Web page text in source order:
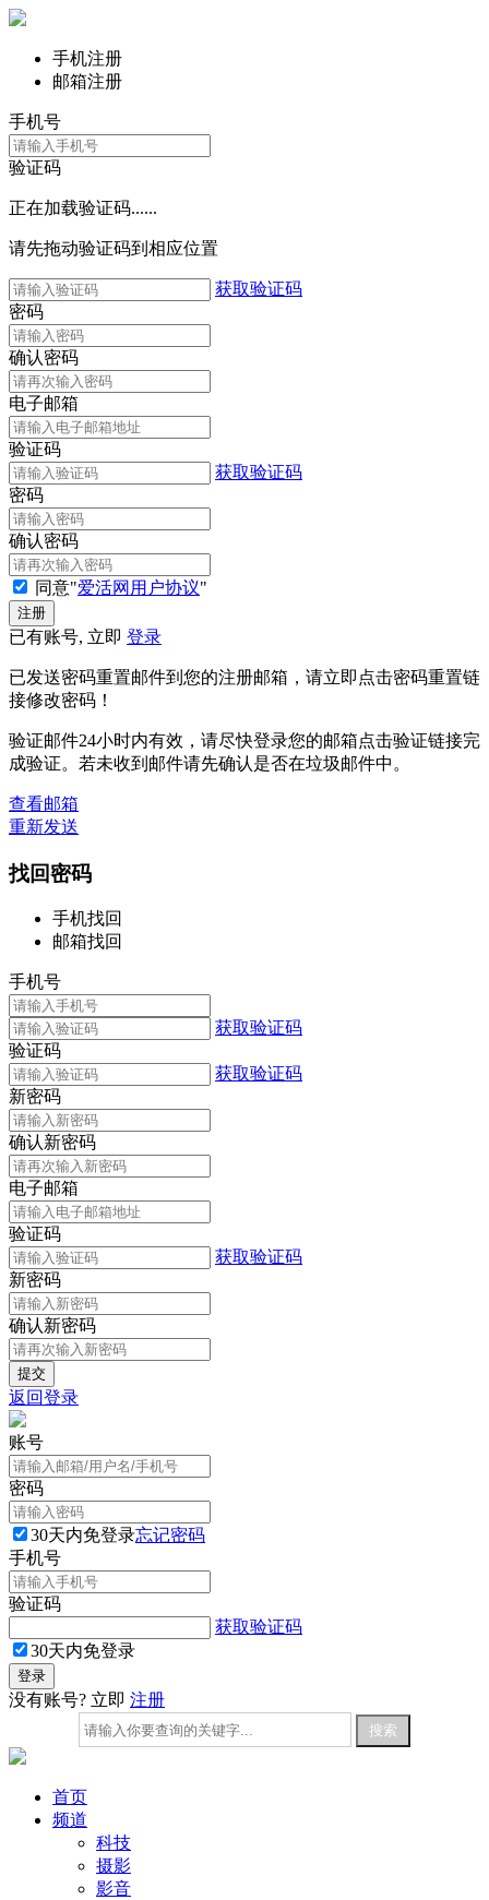
手机注册
邮箱注册
手机号
验证码
正在加载验证码......
请先拖动验证码到相应位置
获取验证码
密码
确认密码
电子邮箱
验证码
获取验证码
密码
确认密码
同意"爱活网用户协议"
已有账号, 立即 登录
已发送密码重置邮件到您的注册邮箱，请立即点击密码重置链
接修改密码！
验证邮件24小时内有效，请尽快登录您的邮箱点击验证链接完
成验证。若未收到邮件请先确认是否在垃圾邮件中。
查看邮箱
重新发送
找回密码
手机找回
邮箱找回
手机号
获取验证码
验证码
获取验证码
新密码
确认新密码
电子邮箱
验证码
获取验证码
新密码
确认新密码
返回登录
账号
密码
30天内免登录忘记密码
手机号
验证码
获取验证码
30天内免登录
没有账号? 立即 注册
首页
频道
科技
摄影
影音